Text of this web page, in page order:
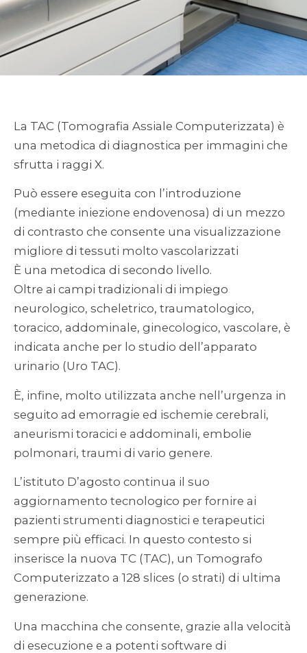
La TAC (Tomografia Assiale Computerizzata) è
una metodica di diagnostica per immagini che
sfrutta i raggi X.
Può essere eseguita con l’introduzione
(mediante iniezione endovenosa) di un mezzo
di contrasto che consente una visualizzazione
migliore di tessuti molto vascolarizzati
È una metodica di secondo livello.
Oltre ai campi tradizionali di impiego
neurologico, scheletrico, traumatologico,
toracico, addominale, ginecologico, vascolare, è
indicata anche per lo studio dell’apparato
urinario (Uro TAC).
È, infine, molto utilizzata anche nell’urgenza in
seguito ad emorragie ed ischemie cerebrali,
aneurismi toracici e addominali, embolie
polmonari, traumi di vario genere.
L’istituto D’agosto continua il suo
aggiornamento tecnologico per fornire ai
pazienti strumenti diagnostici e terapeutici
sempre più efficaci. In questo contesto si
inserisce la nuova TC (TAC), un Tomografo
Computerizzato a 128 slices (o strati) di ultima
generazione.
Una macchina che consente, grazie alla velocità
di esecuzione e a potenti software di